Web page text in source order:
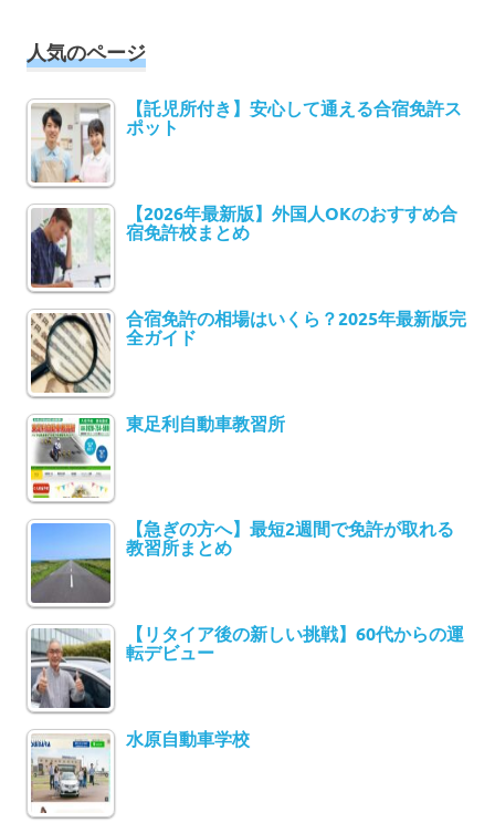
人気のページ
【託児所付き】安心して通える合宿免許ス
ポット
【2026年最新版】外国人OKのおすすめ合
宿免許校まとめ
合宿免許の相場はいくら？2025年最新版完
全ガイド
東足利自動車教習所
【急ぎの方へ】最短2週間で免許が取れる
教習所まとめ
【リタイア後の新しい挑戦】60代からの運
転デビュー
水原自動車学校